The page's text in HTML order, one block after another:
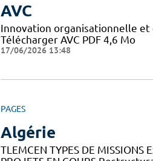
AVC
Innovation organisationnelle et
Télécharger AVC PDF 4,6 Mo
17/06/2026 13:48
PAGES
Algérie
TLEMCEN TYPES DE